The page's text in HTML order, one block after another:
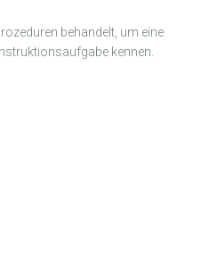
behandelt, um eine
kennen.